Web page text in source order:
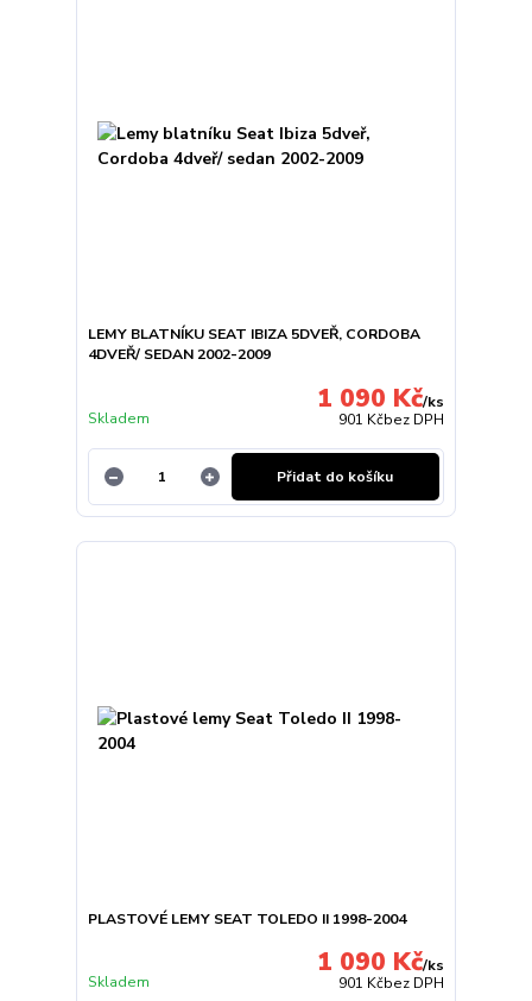
LEMY BLATNÍKU SEAT IBIZA 5DVEŘ, CORDOBA
4DVEŘ/ SEDAN 2002-2009
1 090 Kč/ks
901 Kčbez DPH
Skladem
Přidat do košíku
PLASTOVÉ LEMY SEAT TOLEDO II 1998-2004
1 090 Kč/ks
901 Kčbez DPH
Skladem